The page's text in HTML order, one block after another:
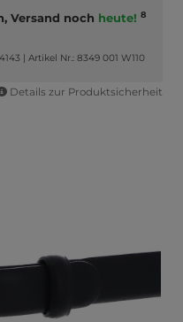
Versand noch heute! 8
|Artikel Nr.: 8349 001 W110
Details zur Produktsicherheit